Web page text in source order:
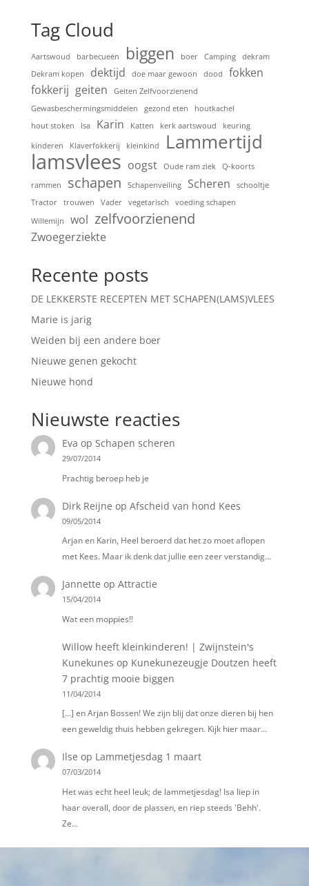
Tag Cloud
Aartswoud barbecueën biggen boer Camping
dekram
Dekram kopen
dektijd doe maar gewoon dood
fokken
fokkerij geiten
Geiten Zelfvoorzienend
Gewasbeschermingsmiddelen
gezond eten
houtkachel
hout stoken
Isa Karin Katten kerk aartswoud keuring
kinderen Klaverfokkerij kleinkind Lammertijd
lamsvlees oogst Oude ram ziek
Q-koorts
rammen
schapen Schapenveiling Scheren
schooltje
Tractor
trouwen Vader vegetarisch
voeding schapen
Willemijn
wol zelfvoorzienend
Zwoegerziekte
Recente posts
DE LEKKERSTE RECEPTEN MET SCHAPEN(LAMS)VLEES
Marie is jarig
Weiden bij een andere boer
Nieuwe genen gekocht
Nieuwe hond
Nieuwste reacties
Eva opSchapen scheren
29/07/2014
Prachtig beroep heb je
Dirk Reijne opAfscheid van hond Kees
09/05/2014
Arjan en Karin, Heel beroerd dat het zo moet aflopen
met Kees. Maar ik denk dat jullie een zeer verstandig…
Jannette opAttractie
15/04/2014
Wat een moppies!!
Willow heeft kleinkinderen! | Zwijnstein's
Kunekunes op Kunekunezeugje Doutzen heeft
7 prachtig mooie biggen
11/04/2014
[…] en Arjan Bossen! We zijn blij dat onze dieren bij hen
een geweldig thuis hebben gekregen. Kijk hier maar…
Ilse op Lammetjesdag 1 maart
07/03/2014
Het was echt heel leuk; de lammetjesdag! Isa liep in
haar overall, door de plassen, en riep steeds 'Behh'.
Ze…